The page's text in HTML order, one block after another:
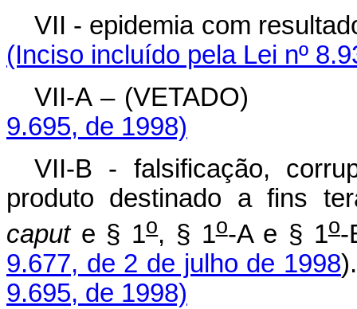
VII - epidemia com
(Inciso incluído pela Lei nº
VII-A –
9.695, de 1998)
VII-B - falsificação,
produto destinado a fins
capute § 1o, § 1o-A e § 1o-
9.677, de 2 de julho de 1998
9.695, de 1998)